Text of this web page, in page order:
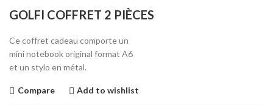
GOLFI COFFRET 2 PIÈCES
Ce coffret cadeau comporte un
mini notebook original format A6
et un stylo en métal.
Compare Add to wishlist